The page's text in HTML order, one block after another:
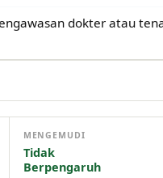
dokter atau
MENGEMUDI
Tidak
Berpengaruh